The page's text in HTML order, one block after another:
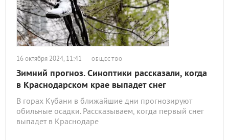
16 октября 2024, 11:41 ОБЩЕСТВО
Зимний прогноз. Синоптики рассказали, когда
в Краснодарском крае выпадет снег
В горах Кубани в ближайшие дни прогнозируют
обильные осадки. Рассказываем, когда первый снег
выпадет в Краснодаре